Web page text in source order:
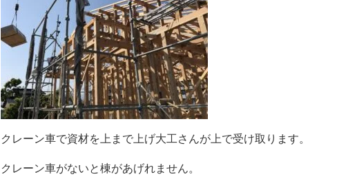
クレーン車で資材を上まで上げ大工さんが上で受け取ります。
クレーン車がないと棟があげれません。